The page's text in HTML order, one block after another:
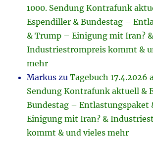
1000. Sendung Kontrafunk
Espendiller & Bundestag –
& Trump – Einigung mit Iran? &
Industriestrompreis kommt &
mehr
Markus zuTagebuch 17.4.2026
Sendung Kontrafunk aktuell &
Bundestag – Entlastungspaket
Einigung mit Iran? &
kommt & und vieles mehr